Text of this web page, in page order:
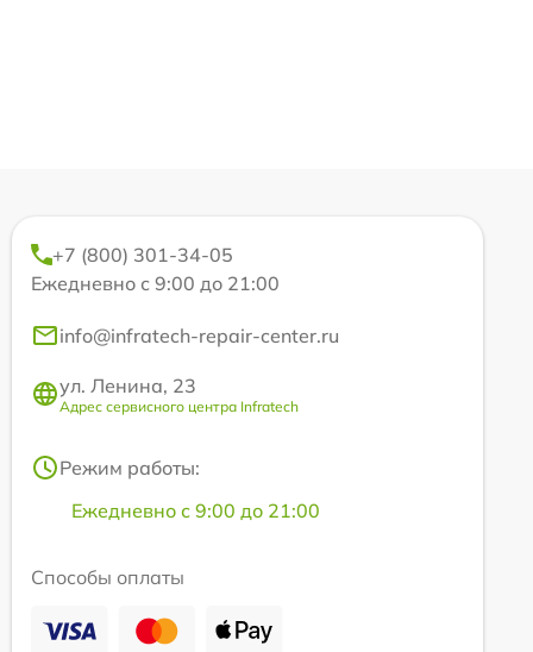
+7 (800) 301-34-05
Ежедневно с 9:00 до 21:00
info@infratech-repair-center.ru
ул. Ленина, 23
Адрес сервисного центра Infratech
Режим работы:
Ежедневно с 9:00 до 21:00
Способы оплаты